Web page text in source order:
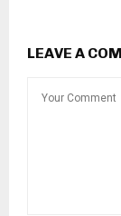
LEAVE A